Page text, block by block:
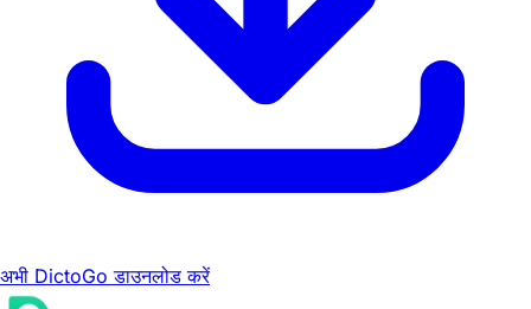
अभी DictoGo डाउनलोड करें